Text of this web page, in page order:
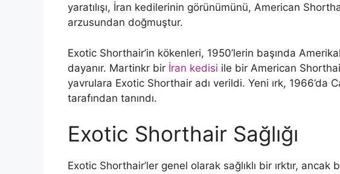
yaratılışı, İran kedilerinin görünümünü, American
arzusundan doğmuştur.
Exotic Shorthair’in kökenleri, 1950’lerin başında
dayanır. Martinkr bir İran kedisi ile bir American
yavrulara Exotic Shorthair adı verildi. Yeni ırk, 1966’da
tarafından tanındı.
Exotic Shorthair Sağlığı
Exotic Shorthair’ler genel olarak sağlıklı bir ırktır, ancak